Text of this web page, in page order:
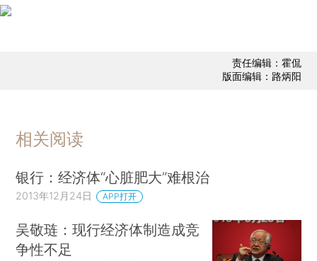
责任编辑：霍侃
版面编辑：路炳阳
相关阅读
银行：经济体“心脏肥大”难根治
2013年12月24日 APP打开
吴敬琏：现行经济体制造成竞
争性不足